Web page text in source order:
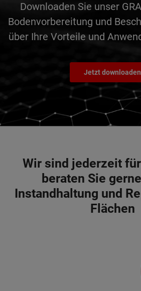
Downloaden Sie unser
Bodenvorbereitung und
über Ihre Vorteile und
Jetzt downloaden
Wir sind jederzeit
beraten Sie
Instandhaltung und
Flächen